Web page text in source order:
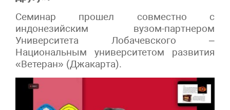
Семинар прошел совместно с
индонезийским вузом-партнером
Университета Лобачевского –
Национальным университетом развития
«Ветеран» (Джакарта).